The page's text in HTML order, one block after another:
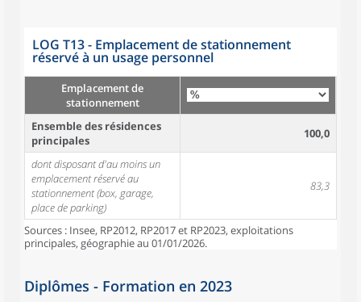
LOG T13 - Emplacement de stationnement
réservé à un usage personnel
Emplacement de
stationnement
Ensemble des résidences
principales
100,0
dont disposant d'au moins un
emplacement réservé au
stationnement (box, garage,
place de parking)
83,3
Sources : Insee, RP2012, RP2017 et RP2023, exploitations
principales, géographie au 01/01/2026.
Diplômes - Formation en 2023